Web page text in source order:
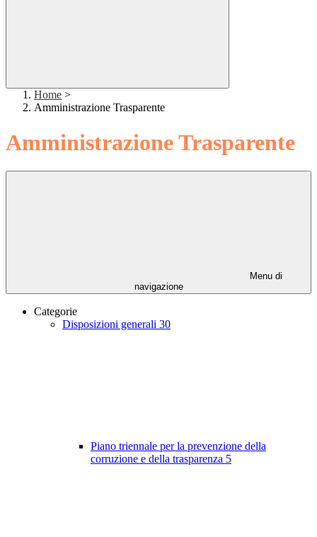
Home >
Amministrazione Trasparente
Amministrazione Trasparente
Menu di
navigazione
Categorie
Disposizioni generali 30
Piano triennale per la prevenzione della
corruzione e della trasparenza 5